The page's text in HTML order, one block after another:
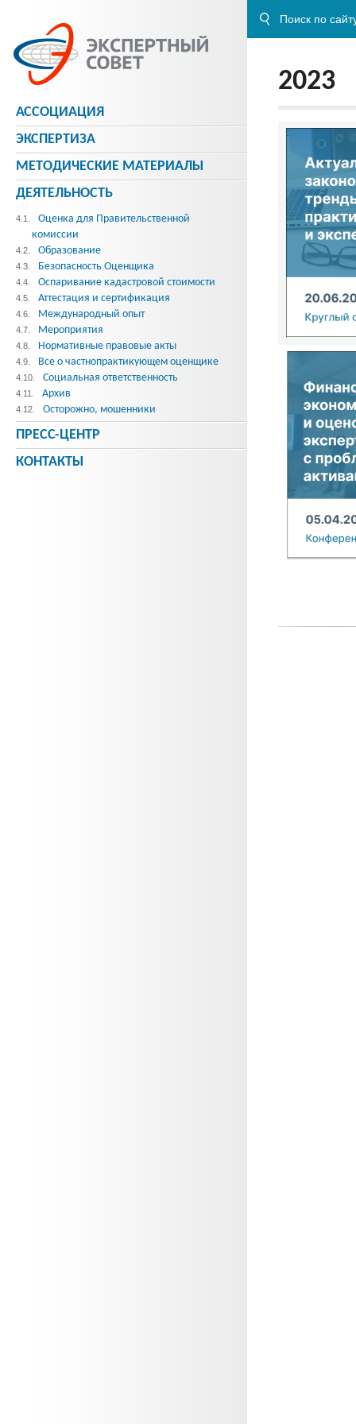
2023
АССОЦИАЦИЯ
ЭКСПЕРТИЗА
МЕТОДИЧЕСКИE МАТЕРИАЛЫ
ДЕЯТЕЛЬНОСТЬ
4.1.
Оценка для Правительственной
комиссии
4.2. Образование
4.3. Безопасность Оценщика
4.4. Оспаривание кадастровой стоимости
4.5. Аттестация и сертификация
4.6. Международный опыт
4.7. Мероприятия
4.8. Нормативные правовые акты
4.9. Все о частнопрактикующем оценщике
4.10. Социальная ответственность
4.11. Архив
4.12. Осторожно, мошенники
ПРЕСС-ЦЕНТР
КОНТАКТЫ